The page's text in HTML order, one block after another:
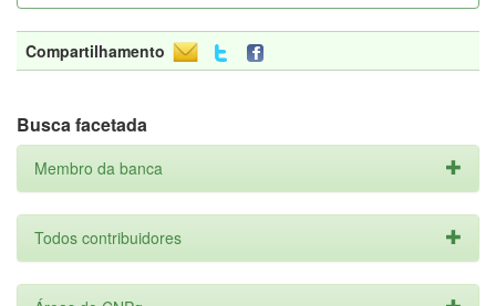
Compartilhamento
Busca facetada
Membro da banca
Todos contribuidores